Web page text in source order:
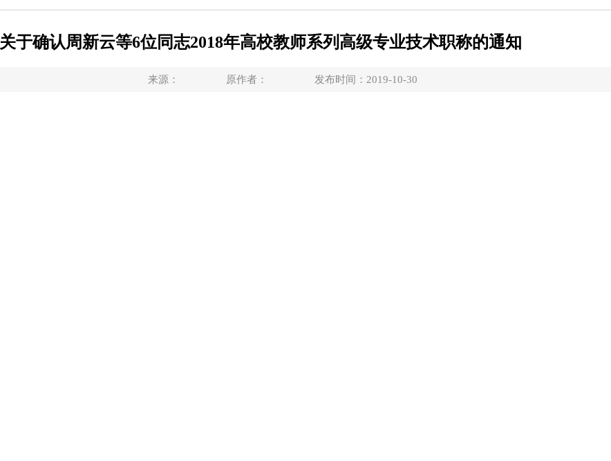
关于确认周新云等6位同志2018年高校教师系列高级专业技术职称的通知
来源： 原作者： 发布时间：2019-10-30